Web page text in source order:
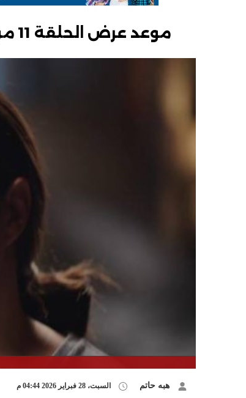
موعد عرض الحلقة 11 من مسلسل علي كلاي
هبه حاتم السبت، 28 فبراير 2026 04:44 م